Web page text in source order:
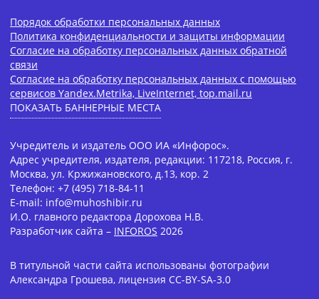
Порядок обработки персональных данных
Политика конфиденциальности и защиты информации
Согласие на обработку персональных данных обратной
связи
Согласие на обработку персональных данных с помощью
сервисов Yandex.Metrika, LiveInternet, top.mail.ru
ПОКАЗАТЬ БАННЕРНЫЕ МЕСТА
Учредитель и издатель ООО ИА «Инфорос».
Адрес учредителя, издателя, редакции: 117218, Россия, г.
Москва, ул. Кржижановского, д.13, кор. 2
Телефон: +7 (495) 718-84-11
E-mail: info@muhoshibir.ru
И.О. главного редактора Дорохова Н.В.
Разработчик сайта – INFOROS 2026
В титульной части сайта использованы фотографии
Александра Грошева, лицензия CC-BY-SA-3.0